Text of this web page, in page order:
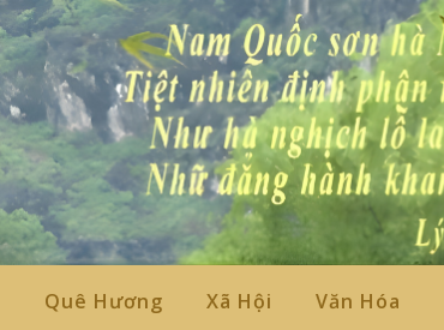
Quê Hương Xã Hội Văn Hóa